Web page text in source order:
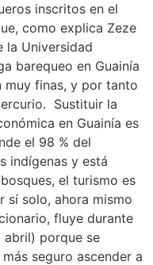
inscritos en el
como explica Zeze
la Universidad
barequeo en Guainía
muy finas, y por tanto
Sustituir la
en Guainía es
el 98 % del
indígenas y está
el turismo es
sí solo, ahora mismo
fluye durante
abril) porque se
seguro ascender a